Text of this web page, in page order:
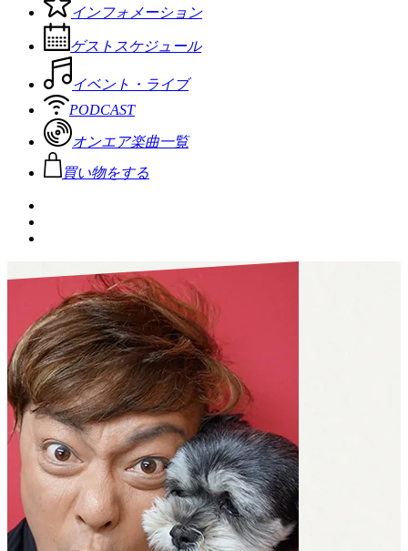
インフォメーション
ゲストスケジュール
イベント・ライブ
PODCAST
オンエア楽曲一覧
買い物をする